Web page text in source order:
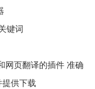
键词
网页翻译的插件 准确
供下载